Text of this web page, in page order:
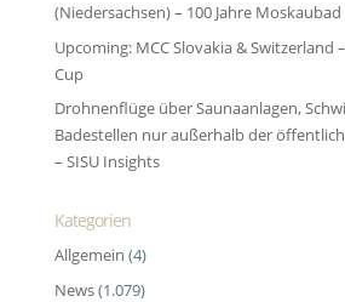
(Niedersachsen) – 100 Jahre Moskaubad
Upcoming: MCC Slovakia & Switzerland
Cup
Drohnenflüge über Saunaanlagen,
Badestellen nur außerhalb der
– SISU Insights
Kategorien
Allgemein (4)
News(1.079)